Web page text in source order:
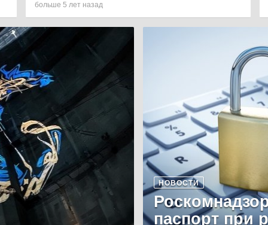
больше 5 лет назад
НОВОСТИ
паспорт при